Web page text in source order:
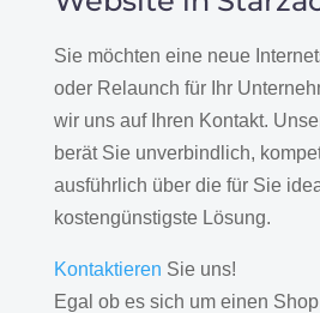
Sie möchten eine neue
oder Relaunch für Ihr
wir uns auf Ihren Kontakt.
berät Sie unverbindlich,
ausführlich über die für Sie
kostengünstigste Lösung.
Kontaktieren Sie uns!
Egal ob es sich um einen